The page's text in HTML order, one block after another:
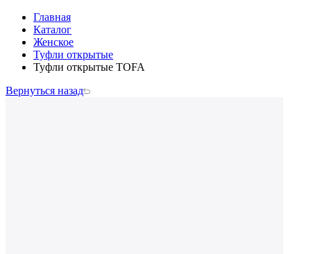
Главная
Каталог
Женское
Туфли открытые
Туфли открытые TOFA
Вернуться назад